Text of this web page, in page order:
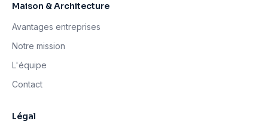
Maison & Architecture
Avantages entreprises
Notre mission
L'équipe
Contact
Légal